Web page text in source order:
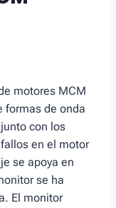
motores MCM
formas de onda
con los
en el motor
se apoya en
se ha
El monitor